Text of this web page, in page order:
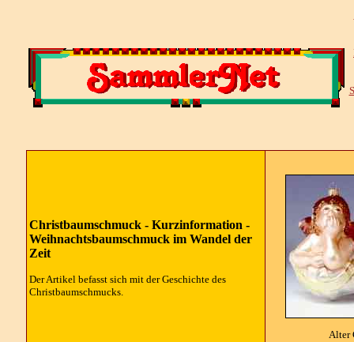
Christbaumschmuck - Kurzinformation -
Weihnachtsbaumschmuck im Wandel der
Zeit
Der Artikel befasst sich mit der Geschichte des
Christbaumschmucks.
Alter